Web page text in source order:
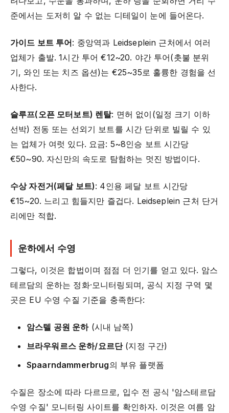
준에서는 도저히 알 수 없는 디테일이 눈에 들어온다.
가이드 보트 투어: 중앙역과 Leidseplein 근처에서 여러
업체가 출발. 1시간 투어 €12~20. 야간 투어(촛불 분위
기, 와인 또는 치즈 옵션)는 €25~35로 훌륭한 경험을 선
사한다.
슬루프(오픈 모터보트) 렌탈: 면허 없이(일정 크기 이하
선박) 전동 또는 선외기 보트를 시간 단위로 빌릴 수 있
는 업체가 여럿 있다. 요금: 5~8인승 보트 시간당
€50~90. 자신만의 속도로 탐험하는 멋진 방법이다.
수상 자전거(페달 보트): 4인용 페달 보트 시간당
€15~20. 느리고 힘들지만 즐겁다. Leidseplein 근처 단거
리에만 적합.
운하에서 수영
그렇다, 이것은 합법이며 점점 더 인기를 얻고 있다. 암스
테르담의 운하는 정화·모니터링되며, 공식 지정 구역 몇
곳은 EU 수영 수질 기준을 충족한다:
암스텔 공원 운하(시내 남쪽)
브라우워르스 운하/요르단(지정 구간)
Spaarndammerbrug의 부유 플랫폼
수질은 장소에 따라 다르므로, 입수 전 공식 '암스테르담
수영 수질' 모니터링 사이트를 확인하자. 이것은 여름 암